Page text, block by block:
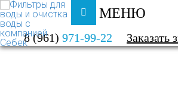
МЕНЮ
8 (961) 971-99-22 Заказать
ФИЛЬТРЫ ДЛЯ ВОДЫ И
КАТАЛОГ